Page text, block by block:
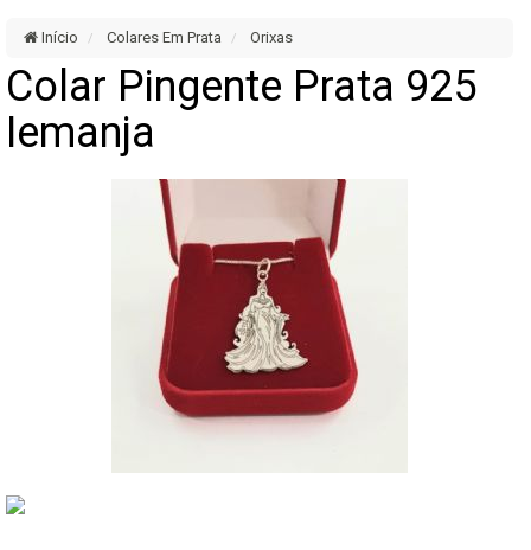
Início Colares Em Prata Orixas
Colar Pingente Prata 925
Iemanja